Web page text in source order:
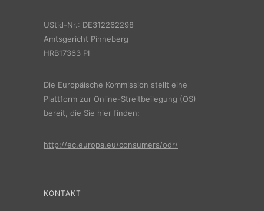
UStid-Nr.: DE312262298
Amtsgericht Pinneberg
HRB17363 PI
Die Europäische Kommission stellt eine
Plattform zur Online-Streitbeilegung (OS)
bereit, die Sie hier finden:
http://ec.europa.eu/consumers/odr/
KONTAKT